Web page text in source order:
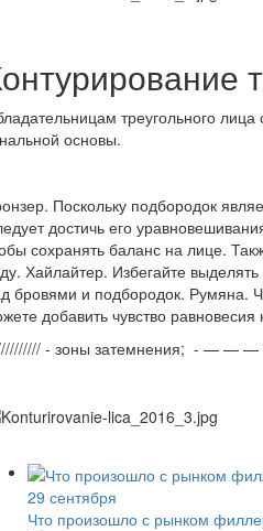
треугольного
основы.
Поскольку подбородок
достичь его
сохранять баланс на лице.
Хайлайтер. Избегайте
бровями и подбородок. Румяна.
добавить чувство
- зоны затемнения; - — —
29 сентября
Что произошло с рынком